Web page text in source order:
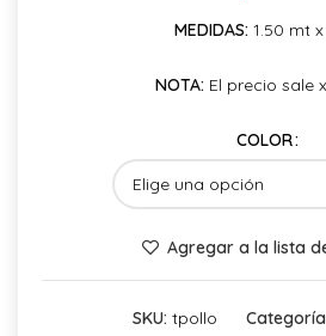
MEDIDAS: 1.50 mt
NOTA: El precio sale
COLOR
Agregar a la lista
SKU: tpollo